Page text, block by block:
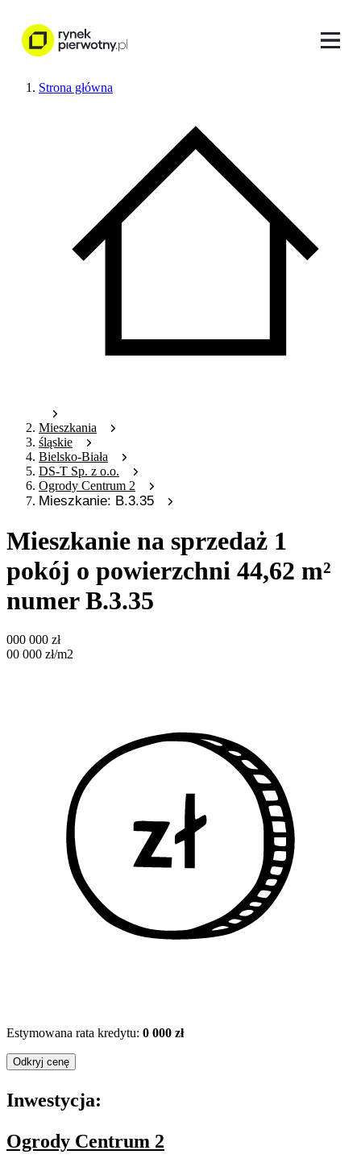
Strona główna
Mieszkania
śląskie
Bielsko-Biała
DS-T Sp. z o.o.
Ogrody Centrum 2
Mieszkanie: B.3.35
Mieszkanie na sprzedaż 1
pokój o powierzchni 44,62 m²
numer B.3.35
000 000 zł
00 000 zł/m2
Estymowana rata kredytu: 0 000 zł
Odkryj cenę
Inwestycja:
Ogrody Centrum 2